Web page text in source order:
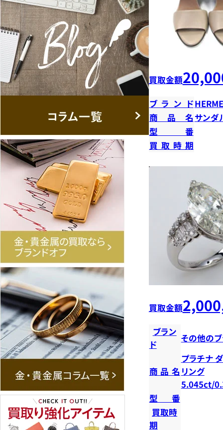
買取金額
ブランド
商品名 サンダ
型番
買取時期
買取金額
ブラン
ド
その他の
商品名
プラチナ
リング
5.045ct/
型番
買取時
期